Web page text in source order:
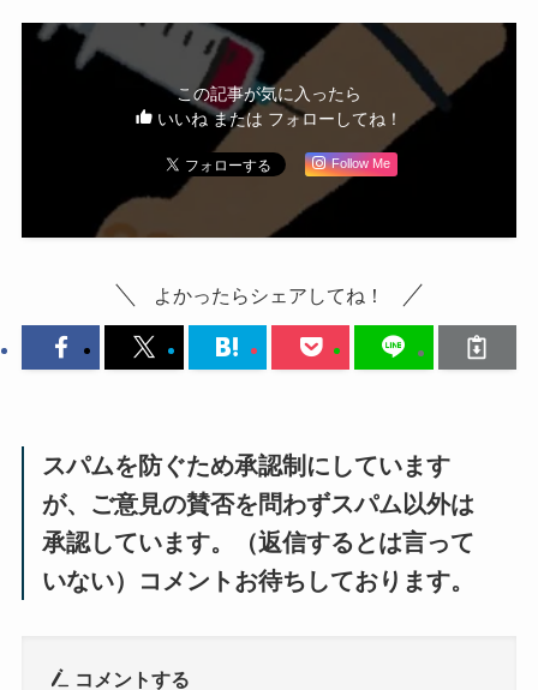
この記事が気に入ったら
いいね または フォローしてね！
Follow Me
よかったらシェアしてね！
スパムを防ぐため承認制にしています
が、ご意見の賛否を問わずスパム以外は
承認しています。（返信するとは言って
いない）コメントお待ちしております。
コメントする